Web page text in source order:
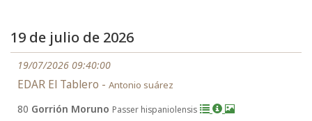
19 de julio de 2026
19/07/2026 09:40:00
EDAR El Tablero - Antonio suárez
80 Gorrión Moruno Passer hispaniolensis